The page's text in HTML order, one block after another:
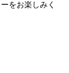
をお楽しみく